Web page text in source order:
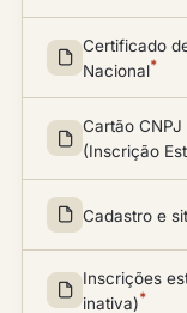
Certificado
Nacional*
Cartão
(Inscrição
Cadastro e
Inscrições
inativa)*